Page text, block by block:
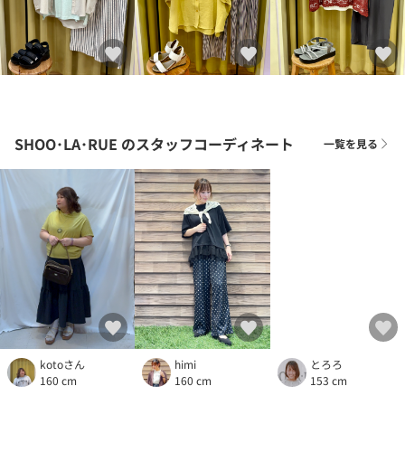
SHOO･LA･RUE のスタッフコーディネート 一覧を見る
kotoさん
160 cm
himi
160 cm
とろろ
153 cm